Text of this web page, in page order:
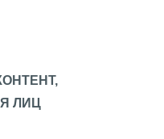
ЛИЦ